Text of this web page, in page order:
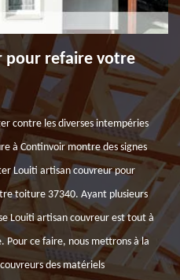
pour refaire votre
contre les diverses intempéries
à Continvoir montre des signes
Louiti artisan couvreur pour
toiture 37340. Ayant plusieurs
Louiti artisan couvreur est tout à
ce faire, nous mettrons à la
des matériels